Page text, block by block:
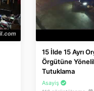
15 İlde 15 Ayrı
Örgütüne
Tutuklama
Asayiş